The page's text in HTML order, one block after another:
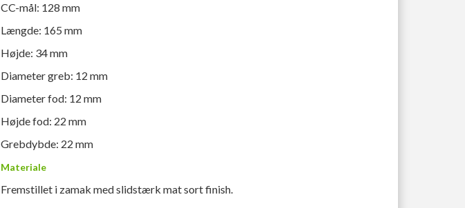
CC-mål: 128 mm
Længde: 165 mm
Højde: 34 mm
Diameter greb: 12 mm
Diameter fod: 12 mm
Højde fod: 22 mm
Grebdybde: 22 mm
Materiale
Fremstillet i zamak med slidstærk mat sort finish.